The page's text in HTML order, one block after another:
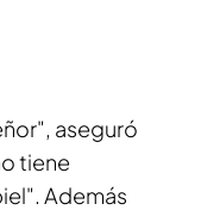
aseguró
tiene
Además